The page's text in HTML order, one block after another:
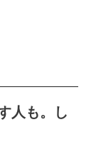
人も。し